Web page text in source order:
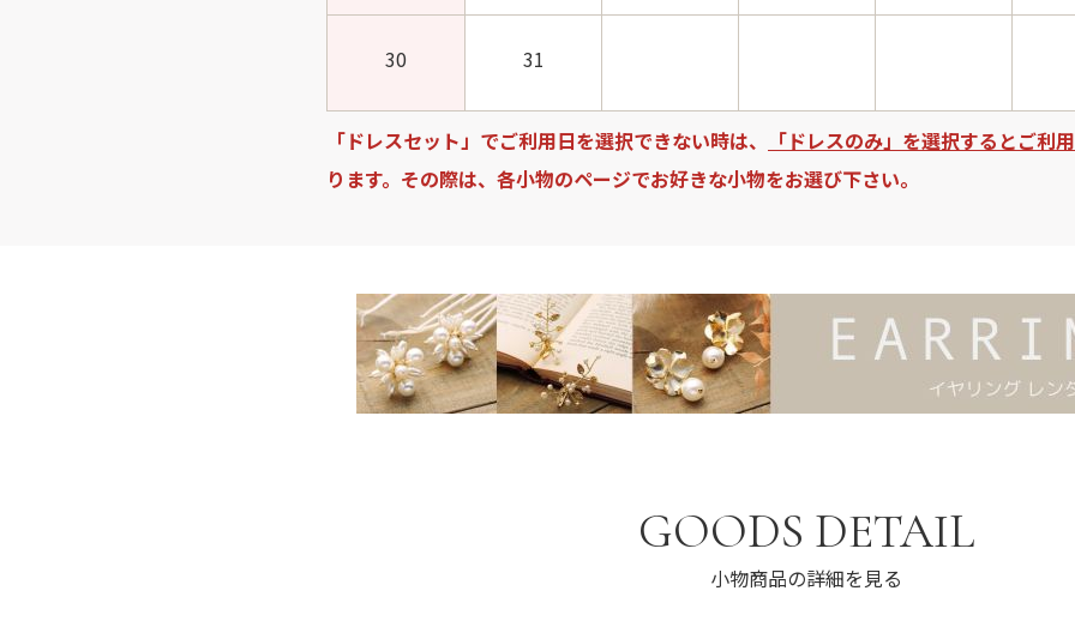
30 31
「ドレスセット」でご利用日を選択できない時は、
「ドレスのみ」を選択するとご利
ります。その際は、各小物のページでお好きな小物をお選び下さい。
GOODS DETAIL
小物商品の詳細を見る